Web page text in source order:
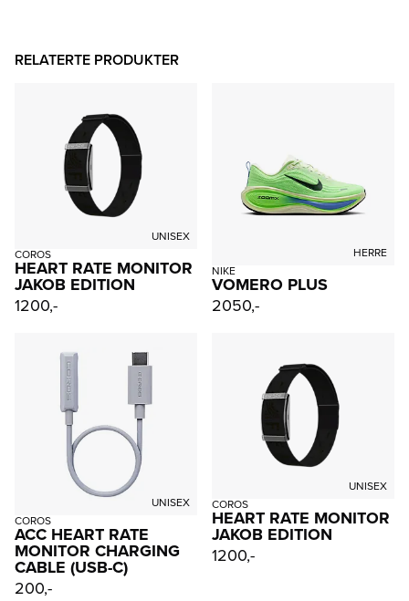
RELATERTE PRODUKTER
UNISEX
COROS
HEART RATE MONITOR
JAKOB EDITION
1200,-
HERRE
NIKE
VOMERO PLUS
2050,-
UNISEX
COROS
ACC HEART RATE
MONITOR CHARGING
CABLE (USB-C)
200,-
UNISEX
COROS
HEART RATE MONITOR
JAKOB EDITION
1200,-